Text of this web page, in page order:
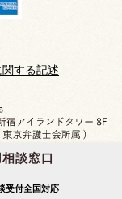
談窓口
受付全国対応
する記述
談なら
Reserved.